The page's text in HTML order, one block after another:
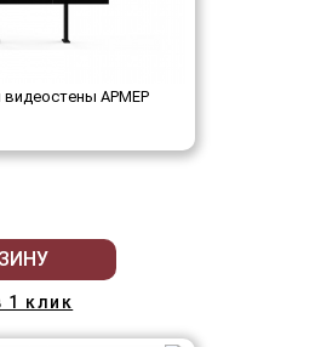
видеостены АРМЕР
1 клик